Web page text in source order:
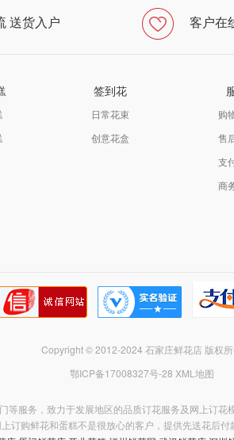
送货入户 客户在
签到花
日常花束
创意花盒
购
售
支
商
Copyright © 2012-2024 石家庄鲜花店 版权
鄂ICP备17008327号-28 XML地图
服务，致力于发展地区的品质订花服务及网上订
订购鲜花和蛋糕不是很放心的客户，提供先送花后